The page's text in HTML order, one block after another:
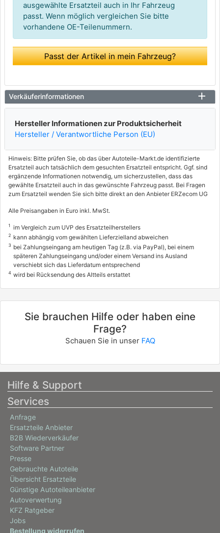
ausgewählte Ersatzteil auch in Ihr Fahrzeug
passt. Wenn möglich vergleichen Sie bitte
vorhandene OE-Teilenummern.
Passt der Artikel in mein Fahrzeug?
Verkäuferinformationen
Hersteller Informationen zur Produktsicherheit
Hersteller / Verantwortliche Person (EU)
Hinweis: Bitte prüfen Sie, ob das über Autoteile-Markt.de identifizierte
Ersatzteil auch tatsächlich dem gesuchten Ersatzteil entspricht. Ggf. sind
ergänzende Informationen notwendig, um sicherzustellen, dass das
gewählte Ersatzteil auch in das gewünschte Fahrzeug passt. Bei Fragen
zum Ersatzteil wenden Sie sich bitte direkt an den Anbieter ERZecom UG
Alle Preisangaben in Euro inkl. MwSt.
1 im Vergleich zum UVP des Ersatzteilherstellers
2 kann abhängig vom gewählten Lieferzielland abweichen
3 bei Zahlungseingang am heutigen Tag (z.B. via PayPal), bei einem
späteren Zahlungseingang und/oder einem Versand ins Ausland
verschiebt sich das Lieferdatum entsprechend
4 wird bei Rücksendung des Altteils erstattet
Sie brauchen Hilfe oder haben eine
Frage?
Schauen Sie in unser FAQ
Hilfe & Support
Services
Anfrage
Ersatzteile Anbieter
B2B Wiederverkäufer
Software Partner
Presse
Gebrauchte Autoteile
Übersicht Ersatzteile
Günstige Autoteileanbieter
Autoverwertung
KFZ Ratgeber
Jobs
Bestellung widerrufen